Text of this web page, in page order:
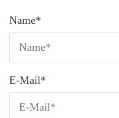
Name*
E-Mail*